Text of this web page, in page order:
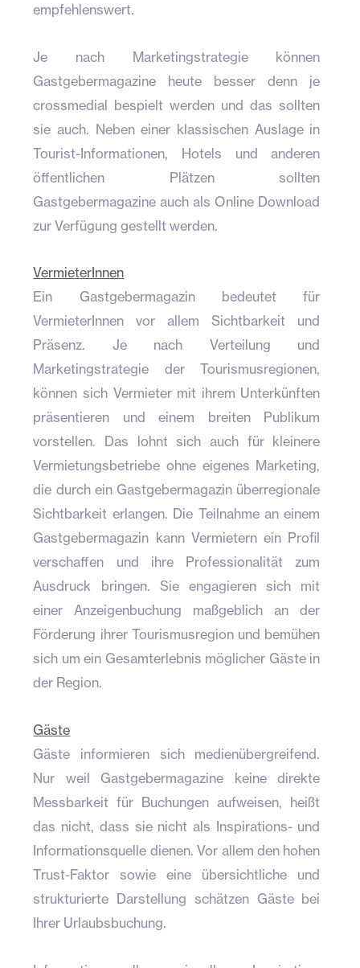
empfehlenswert.
Je nach Marketingstrategie können
Gastgebermagazine heute besser denn je
crossmedial bespielt werden und das sollten
sie auch. Neben einer klassischen Auslage in
Tourist-Informationen, Hotels und anderen
öffentlichen Plätzen sollten
Gastgebermagazine auch als Online Download
zur Verfügung gestellt werden.
VermieterInnen
Ein Gastgebermagazin bedeutet für
VermieterInnen vor allem Sichtbarkeit und
Präsenz. Je nach Verteilung und
Marketingstrategie der Tourismusregionen,
können sich Vermieter mit ihrem Unterkünften
präsentieren und einem breiten Publikum
vorstellen. Das lohnt sich auch für kleinere
Vermietungsbetriebe ohne eigenes Marketing,
die durch ein Gastgebermagazin überregionale
Sichtbarkeit erlangen. Die Teilnahme an einem
Gastgebermagazin kann Vermietern ein Profil
verschaffen und ihre Professionalität zum
Ausdruck bringen. Sie engagieren sich mit
einer Anzeigenbuchung maßgeblich an der
Förderung ihrer Tourismusregion und bemühen
sich um ein Gesamterlebnis möglicher Gäste in
der Region.
Gäste
Gäste informieren sich medienübergreifend.
Nur weil Gastgebermagazine keine direkte
Messbarkeit für Buchungen aufweisen, heißt
das nicht, dass sie nicht als Inspirations- und
Informationsquelle dienen. Vor allem den hohen
Trust-Faktor sowie eine übersichtliche und
strukturierte Darstellung schätzen Gäste bei
Ihrer Urlaubsbuchung.